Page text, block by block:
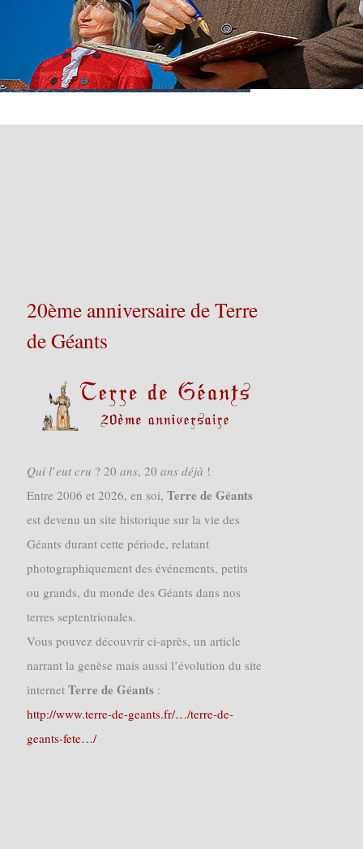
20ème anniversaire de Terre
de Géants
𝑄𝑢𝑖 𝑙’𝑒𝑢𝑡 𝑐𝑟𝑢 ? 20 𝑎𝑛𝑠, 20 𝑎𝑛𝑠 𝑑𝑒́𝑗𝑎̀ !
Entre 2006 et 2026, en soi,Terre de Géants
est devenu un site historique sur la vie des
Géants durant cette période, relatant
photographiquement des événements, petits
ou grands, du monde des Géants dans nos
terres septentrionales.
Vous pouvez découvrir ci-après, un article
narrant la genèse mais aussi l’évolution du site
internet Terre de Géants :
http://www.terre-de-geants.fr/…/terre-de-
geants-fete…/